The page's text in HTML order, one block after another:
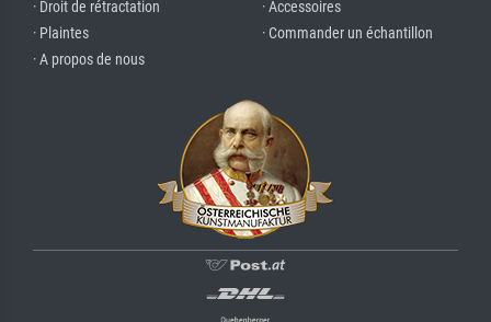
· Droit de rétractation
· Plaintes
· A propos de nous
· Accessoires
· Commander un échantillon